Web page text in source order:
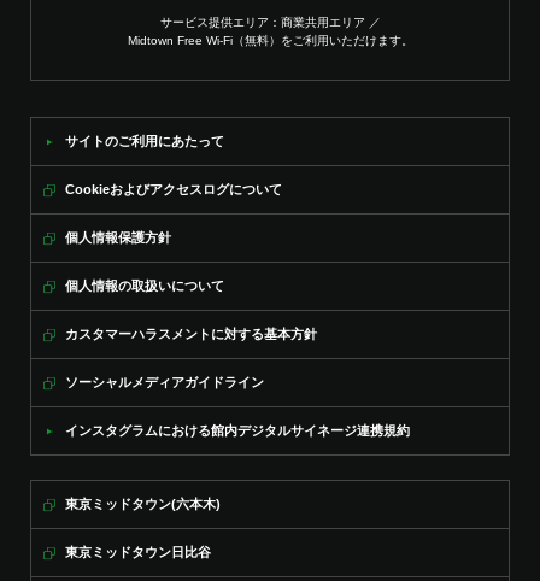
サービス提供エリア：商業共用エリア ／
Midtown Free Wi-Fi（無料）をご利用いただけます。
サイトのご利用にあたって
Cookieおよびアクセスログについて
個人情報保護方針
個人情報の取扱いについて
カスタマーハラスメントに対する基本方針
ソーシャルメディアガイドライン
インスタグラムにおける館内デジタルサイネージ連携規約
東京ミッドタウン(六本木)
東京ミッドタウン日比谷